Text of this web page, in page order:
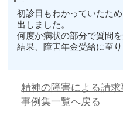
結果
初診日もわかっていたた
出しました。
何度か病状の部分で質問
結果、障害年金受給に至り
精神の障害による請
事例集一覧へ戻る